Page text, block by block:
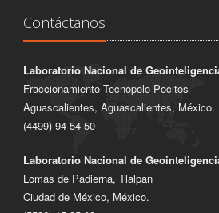
Contáctanos
Laboratorio Nacional de
Fraccionamiento Tecnopolo Pocitos
Aguascalientes, Aguascalientes, México.
(4499) 94-54-50
Laboratorio Nacional de
Lomas de Padierna, Tlalpan
Ciudad de México, México.